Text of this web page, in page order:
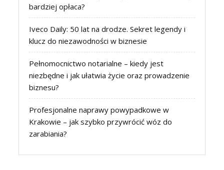
bardziej opłaca?
Iveco Daily: 50 lat na drodze. Sekret legendy i
klucz do niezawodności w biznesie
Pełnomocnictwo notarialne – kiedy jest
niezbędne i jak ułatwia życie oraz prowadzenie
biznesu?
Profesjonalne naprawy powypadkowe w
Krakowie – jak szybko przywrócić wóz do
zarabiania?